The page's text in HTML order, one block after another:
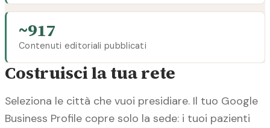
~917
Contenuti editoriali pubblicati
Costruisci la tua rete
Seleziona le città che vuoi presidiare. Il tuo Google
Business Profile copre solo la sede: i tuoi pazienti